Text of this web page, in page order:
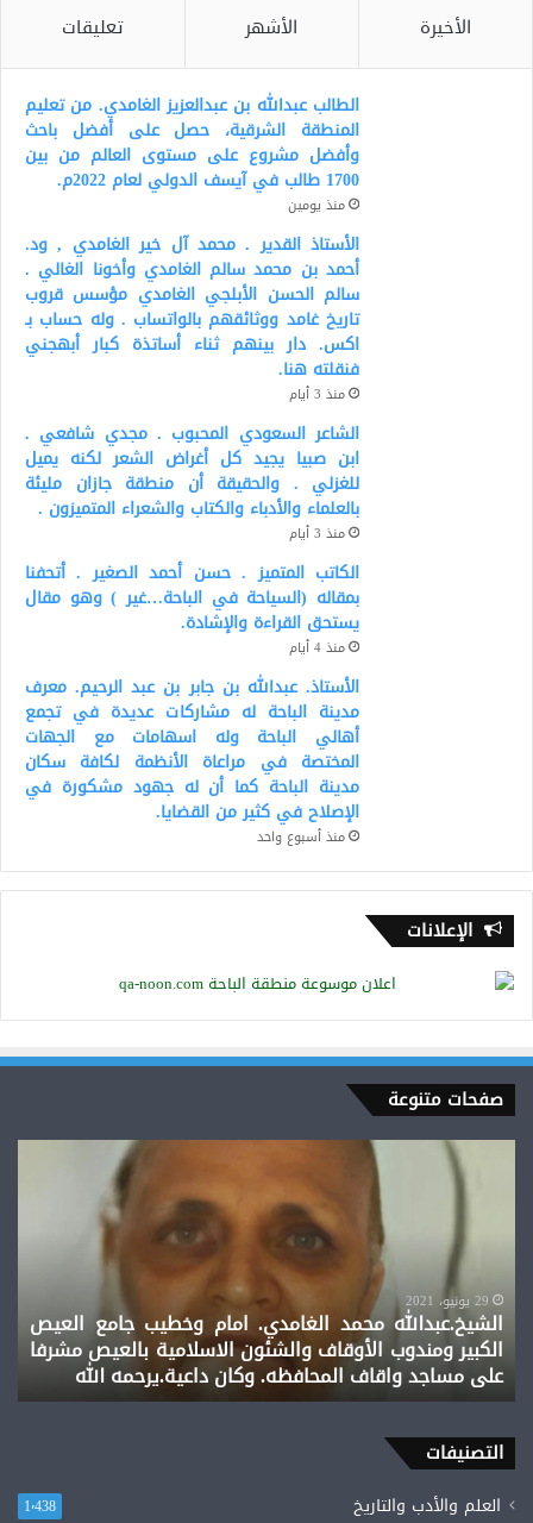
الأخيرة الأشهر تعليقات
الطالب عبدالله بن عبدالعزيز الغامدي. من تعليم
المنطقة الشرقية، حصل على أفضل باحث
وأفضل مشروع على مستوى العالم من بين
1700 طالب في آيسف الدولي لعام 2022م.
منذ يومين
الأستاذ القدير . محمد آل خير الغامدي , ود.
أحمد بن محمد سالم الغامدي وأخونا الغالي .
سالم الحسن الأبلجي الغامدي مؤسس قروب
تاريخ غامد ووثائقهم بالواتساب . وله حساب بـ
اكس. دار بينهم ثناء أساتذة كبار أبهجني
فنقلته هنا.
منذ 3 أيام
الشاعر السعودي المحبوب . مجدي شافعي .
ابن صبيا يجيد كل أغراض الشعر لكنه يميل
للغزلي . والحقيقة أن منطقة جازان مليئة
بالعلماء والأدباء والكتاب والشعراء المتميزون .
منذ 3 أيام
الكاتب المتميز . حسن أحمد الصغير . أتحفنا
بمقاله (السياحة في الباحة…غير ) وهو مقال
يستحق القراءة والإشادة.
منذ 4 أيام
الأستاذ. عبدالله بن جابر بن عبد الرحيم. معرف
مدينة الباحة له مشاركات عديدة في تجمع
أهالي الباحة وله اسهامات مع الجهات
المختصة في مراعاة الأنظمة لكافة سكان
مدينة الباحة كما أن له جهود مشكورة في
الإصلاح في كثير من القضايا.
منذ أسبوع واحد
الإعلانات
صفحات متنوعة
الشيخ.عبدالله
العيص
الكبير
ومندوب
الأوقاف
والشئون
بالعيص
مشرفا
على
29 يونيو، 2021
الشيخ.عبدالله محمد الغامدي. امام وخطيب جامع العيص
الكبير ومندوب الأوقاف والشئون الاسلامية بالعيص مشرفا
على مساجد واقاف المحافظه. وكان داعية.يرحمه الله
التصنيفات
العلم والأدب والتاريخ 1٬438